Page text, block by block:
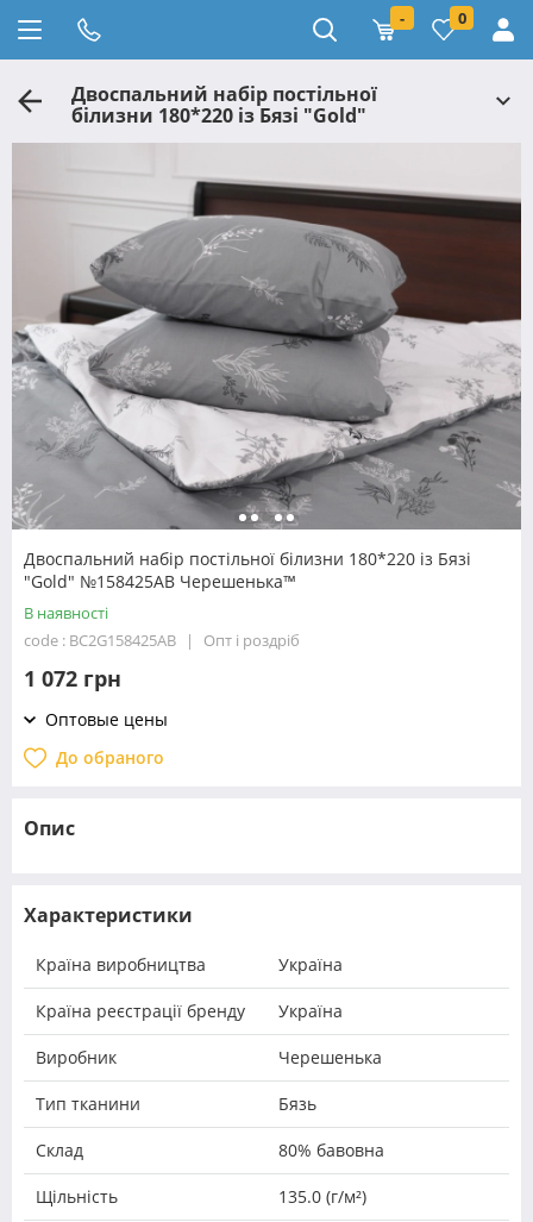
- 0
Двоспальний набір постільної
білизни 180*220 із Бязі "Gold"
№158425АВ Черешенька™
Двоспальний набір постільної білизни 180*220 із Бязі
"Gold" №158425АВ Черешенька™
В наявності
code : BC2G158425АВ
Опт і роздріб
1 072 грн
Оптовые цены
До обраного
Опис
Характеристики
Країна виробництва Україна
Країна реєстрації бренду Україна
Виробник Черешенька
Тип тканини Бязь
Склад 80% бавовна
Щільність 135.0 (г/м²)